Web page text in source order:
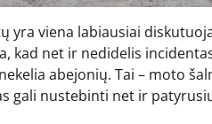
yra viena labiausiai
kad net ir nedidelis
abejonių. Tai – moto
gali nustebinti net ir